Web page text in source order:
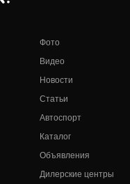
Фото
Видео
Новости
Статьи
Автоспорт
Каталог
Объявления
Дилерские центры